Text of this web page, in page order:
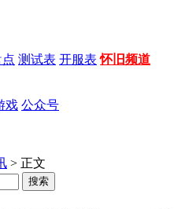
测试表 开服表 怀旧频道
戏 公众号
> 正文